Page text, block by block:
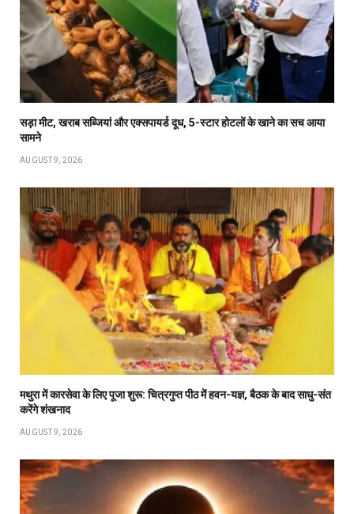
सड़ा मीट, खराब सब्जियां और एक्सपायर्ड दूध, 5-स्टार होटलों के खाने का सच आया
सामने
AUGUST 9, 2026
मथुरा में कारसेवा के लिए पूजा शुरू: चित्रगुप्त पीठ में हवन-यज्ञ, बैठक के बाद साधु-संत
करेंगे शंखनाद
AUGUST 9, 2026